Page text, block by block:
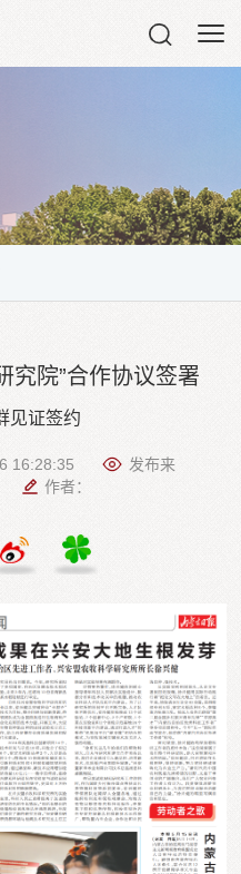
究院”合作协议签署
见证签约
16:28:35
发布来
作者：